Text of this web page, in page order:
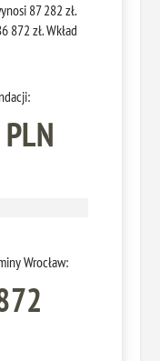
87 282 zł.
872 zł. Wkład
Wrocław: